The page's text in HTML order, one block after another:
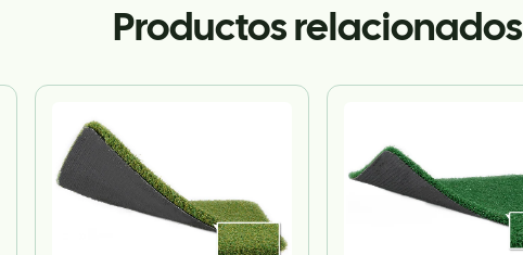
Productos relacionados